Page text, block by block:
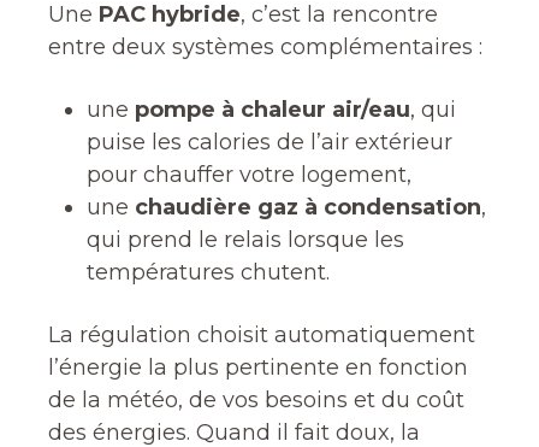
Une PAC hybride, c’est la rencontre
entre deux systèmes complémentaires :
une pompe à chaleur air/eau, qui
puise les calories de l’air extérieur
pour chauffer votre logement,
une chaudière gaz à condensation,
qui prend le relais lorsque les
températures chutent.
La régulation choisit automatiquement
l’énergie la plus pertinente en fonction
de la météo, de vos besoins et du coût
des énergies. Quand il fait doux, la